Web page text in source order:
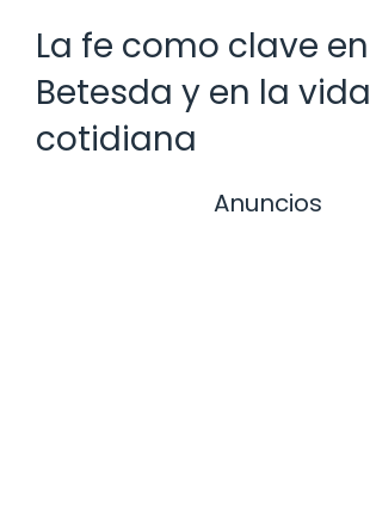
La fe como clave en
Betesda y en la vida
cotidiana
Anuncios